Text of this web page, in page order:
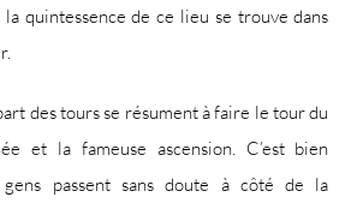
la quintessence de ce lieu se trouve dans
des tours se résument à faire le tour du
et la fameuse ascension. C’est bien
passent sans doute à côté de la